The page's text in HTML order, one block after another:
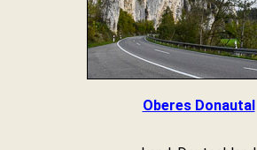
Oberes Donautal